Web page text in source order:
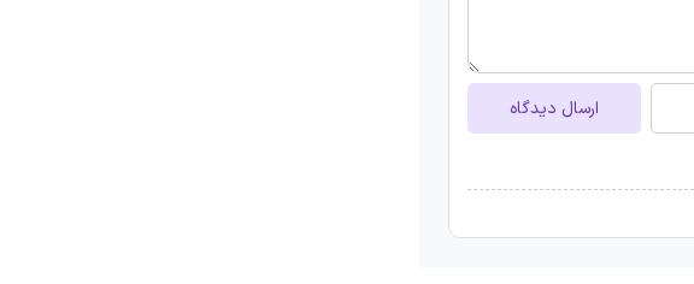
ارسال دیدگاه